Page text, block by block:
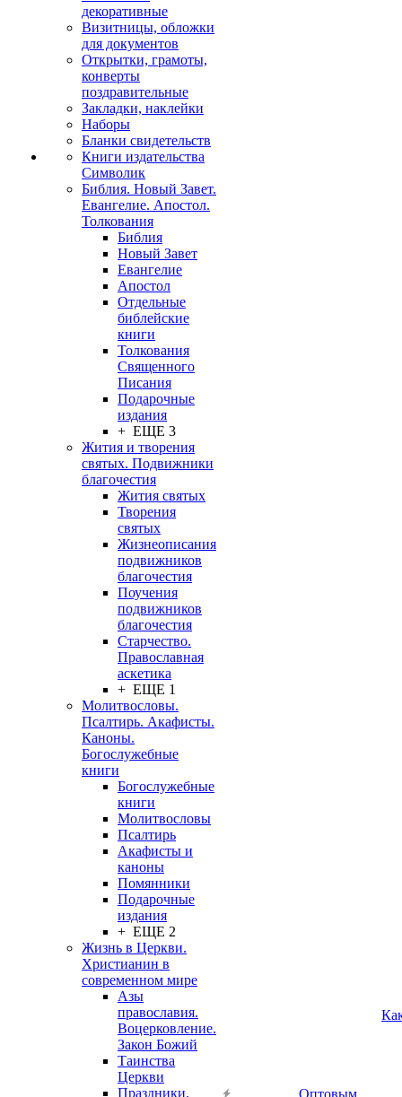
декоративные
Визитницы, обложки
для документов
Открытки, грамоты,
конверты
поздравительные
Закладки, наклейки
Наборы
Бланки свидетельств
Книги издательства
Символик
Библия. Новый Завет.
Евангелие. Апостол.
Толкования
Библия
Новый Завет
Евангелие
Апостол
Отдельные
библейские
книги
Толкования
Священного
Писания
Подарочные
издания
+ ЕЩЕ 3
Жития и творения
святых. Подвижники
благочестия
Жития святых
Творения
святых
Жизнеописания
подвижников
благочестия
Поучения
подвижников
благочестия
Старчество.
Православная
аскетика
+ ЕЩЕ 1
Молитвословы.
Псалтирь. Акафисты.
Каноны.
Богослужебные
книги
Богослужебные
книги
Молитвословы
Псалтирь
Акафисты и
каноны
Помянники
Подарочные
издания
+ ЕЩЕ 2
Жизнь в Церкви.
Христианин в
современном мире
Азы
православия.
Воцерковление.
Закон Божий
Таинства
Церкви
Праздники.
Оптовым